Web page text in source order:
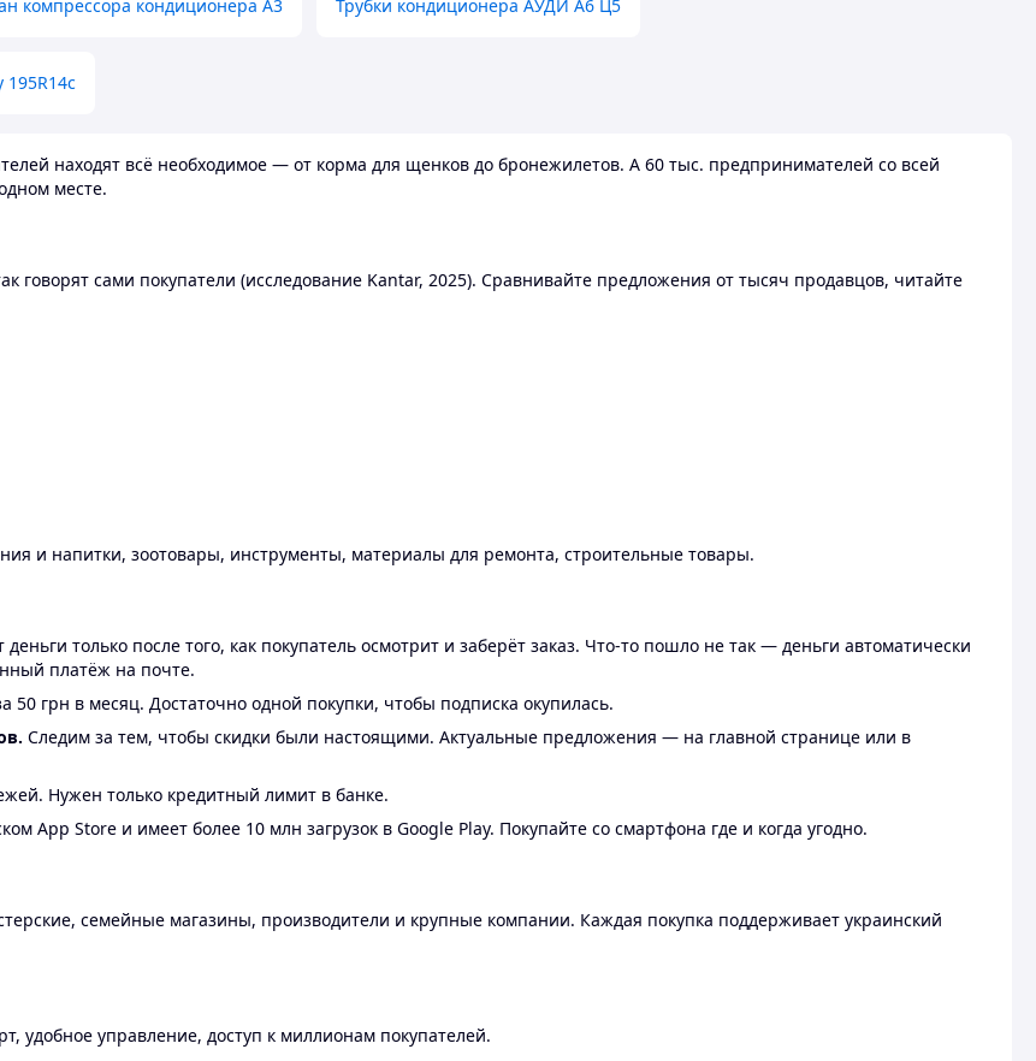
компрессора кондиционера А3 Трубки кондиционера АУДИ А6 Ц5
находят всё необходимое — от корма для щенков до бронежилетов. А 60 тыс. предпринимателей со всей
месте.
говорят сами покупатели (исследование Kantar, 2025). Сравнивайте предложения от тысяч продавцов, читайте
и напитки, зоотовары, инструменты, материалы для ремонта, строительные товары.
только после того, как покупатель осмотрит и заберёт заказ. Что-то пошло не так — деньги автоматически
платёж на почте.
грн в месяц. Достаточно одной покупки, чтобы подписка окупилась.
Следим за тем, чтобы скидки были настоящими. Актуальные предложения — на главной странице или в
Нужен только кредитный лимит в банке.
App Store и имеет более 10 млн загрузок в Google Play. Покупайте со смартфона где и когда угодно.
семейные магазины, производители и крупные компании. Каждая покупка поддерживает украинский
удобное управление, доступ к миллионам покупателей.